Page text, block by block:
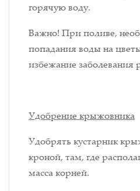
горячую воду.
Важно! При поливе,
попадания воды на
избежание заболевания
Удобрение крыжовника
Удобрять кустарник
кроной, там, где
масса корней.